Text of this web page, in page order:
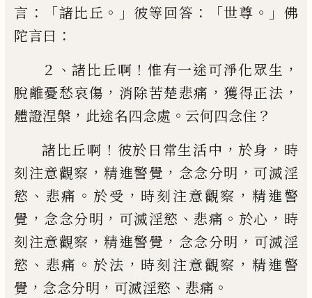
言 ：「諸比丘 。」 彼等回答 ： 「世尊 。」 佛
陀言曰 ：
２ 、諸比丘啊 ！ 惟有一途可淨化眾生 ，
脫離憂愁哀傷 ， 消除苦楚悲痛 ， 獲得正法 ，
體證涅槃 ， 此途名四念處 。 云何四念住 ？
諸比丘啊 ！ 彼於日常生活中 ， 於身 ， 時
刻注意觀察 ，精進警覺 ， 念念分明 ， 可滅淫
慾 、 悲痛 。 於受 ， 時刻注意觀察 ， 精進警
覺 ， 念念分明 ， 可滅淫慾 、 悲痛 。 於心 ， 時
刻注意觀察 ，精進警覺 ， 念念分明 ， 可滅淫
慾 、 悲痛 。 於法 ， 時刻注意觀察 ， 精進警
覺 ， 念念分明 ， 可滅淫慾 、 悲痛 。